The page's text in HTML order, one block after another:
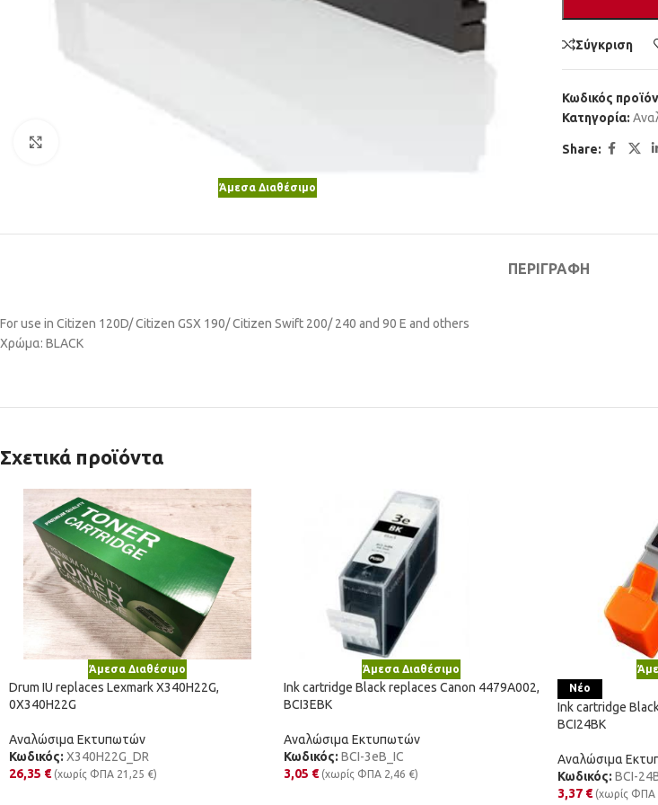
Άμεσα Διαθέσιμο
Σύγκριση
Κωδικός
Κατηγορία:
Share:
ΠΕΡΙΓΡΑΦΉ
For use in Citizen 120D/ Citizen GSX 190/ Citizen Swift 200/ 240 and 90 E and others
Χρώμα: BLACK
Σχετικά προϊόντα
Άμεσα Διαθέσιμο
Drum IU replaces Lexmark X340H22G,
0X340H22G
Αναλώσιμα Εκτυπωτών
Κωδικός: X340H22G_DR
26,35 € (χωρίς ΦΠΑ 21,25 €)
Άμεσα Διαθέσιμο
Ink cartridge Black replaces Canon 4479A002,
BCI3EBK
Αναλώσιμα Εκτυπωτών
Κωδικός: BCI-3eB_IC
3,05 € (χωρίς ΦΠΑ 2,46 €)
Νέο
Ink cartridge
BCI24BK
Αναλώσιμα
Κωδικός: BCI-
3,37 € (χωρίς ΦΠΑ